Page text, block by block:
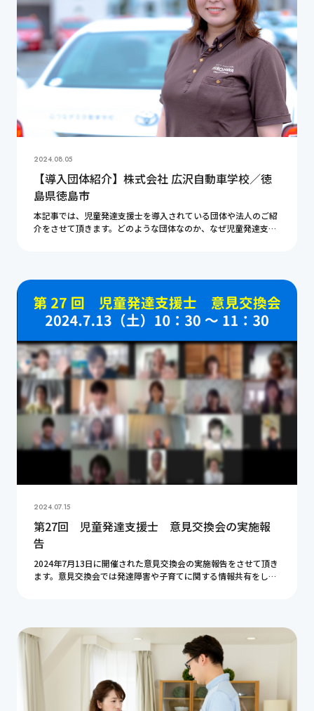
2024.08.05
【導入団体紹介】株式会社 広沢自動車学校／徳
島県徳島市
本記事では、児童発達支援士を導入されている団体や法人のご紹
介をさせて頂きます。どのような団体なのか、なぜ児童発達支援
2024.07.15
第27回 児童発達支援士 意見交換会の実施報
告
2024年7月13日に開催された意見交換会の実施報告をさせて頂き
ます。意見交換会では発達障害や子育てに関する情報共有をして